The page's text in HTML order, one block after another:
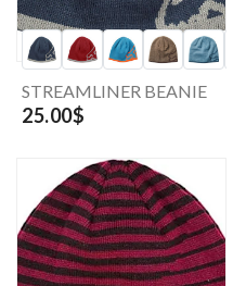
STREAMLINER BEANIE
25.00$